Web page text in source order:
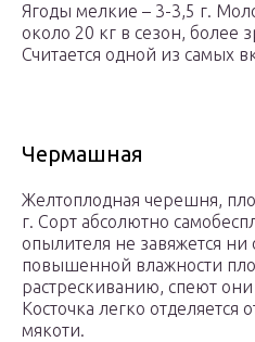
Ягоды мелкие – 3-3,5 г.
около 20 кг в сезон, более
Считается одной из самых
Чермашная
Желтоплодная черешня,
г. Сорт абсолютно
опылителя не завяжется
повышенной влажности
растрескиванию, спеют
Косточка легко отделяется
мякоти.